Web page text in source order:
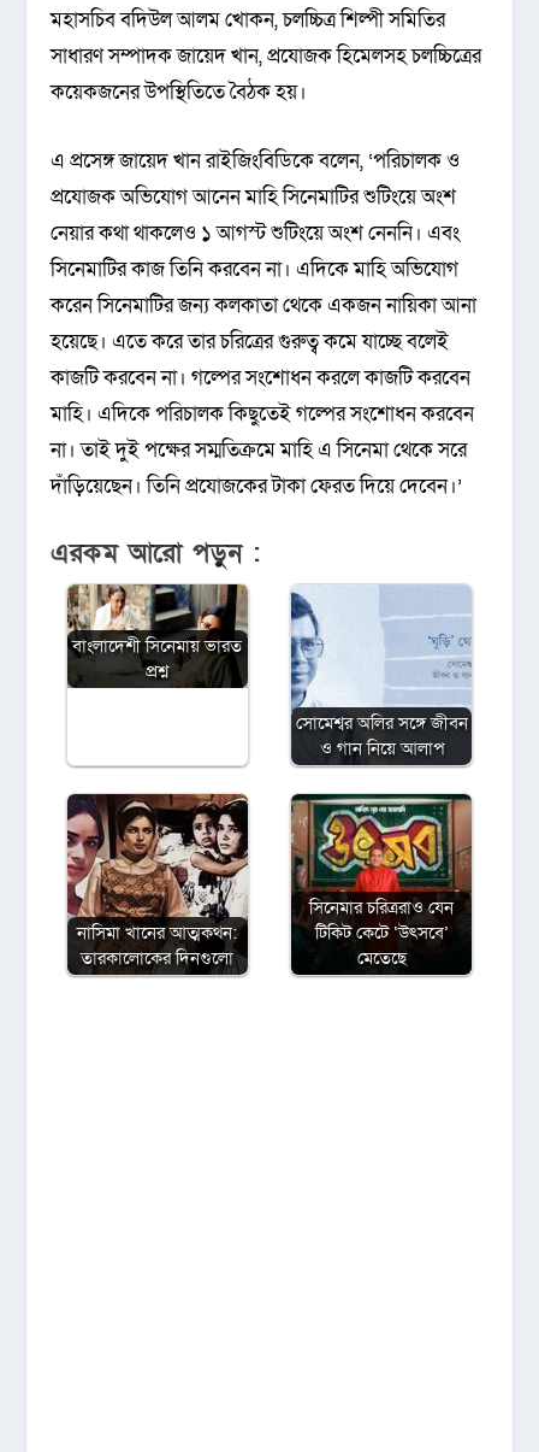
মহাসচিব বদিউল আলম খোকন, চলচ্চিত্র শিল্পী সমিতির
সাধারণ সম্পাদক জায়েদ খান, প্রযোজক হিমেলসহ চলচ্চিত্রের
কয়েকজনের উপস্থিতিতে বৈঠক হয়।
এ প্রসেঙ্গ জায়েদ খান রাইজিংবিডিকে বলেন, ‘পরিচালক ও
প্রযোজক অভিযোগ আনেন মাহি সিনেমাটির শুটিংয়ে অংশ
নেয়ার কথা থাকলেও ১ আগস্ট শুটিংয়ে অংশ নেননি। এবং
সিনেমাটির কাজ তিনি করবেন না। এদিকে মাহি অভিযোগ
করেন সিনেমাটির জন্য কলকাতা থেকে একজন নায়িকা আনা
হয়েছে। এতে করে তার চরিত্রের গুরুত্ব কমে যাচ্ছে বলেই
কাজটি করবেন না। গল্পের সংশোধন করলে কাজটি করবেন
মাহি। এদিকে পরিচালক কিছুতেই গল্পের সংশোধন করবেন
না। তাই দুই পক্ষের সম্মতিক্রমে মাহি এ সিনেমা থেকে সরে
দাঁড়িয়েছেন। তিনি প্রযোজকের টাকা ফেরত দিয়ে দেবেন।’
এরকম আরো পড়ুন :
বাংলাদেশী সিনেমায় ভারত
প্রশ্ন
সোমেশ্বর অলির সঙ্গে জীবন
ও গান নিয়ে আলাপ
নাসিমা খানের আত্মকথন:
তারকালোকের দিনগুলো
সিনেমার চরিত্ররাও যেন
টিকিট কেটে ‘উৎসবে’
মেতেছে